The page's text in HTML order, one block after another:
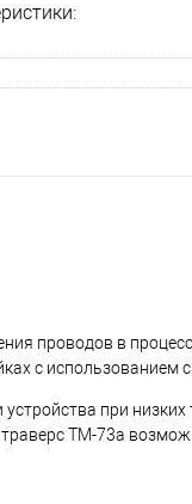
проводов в
с использованием
при низких
ТМ-73а